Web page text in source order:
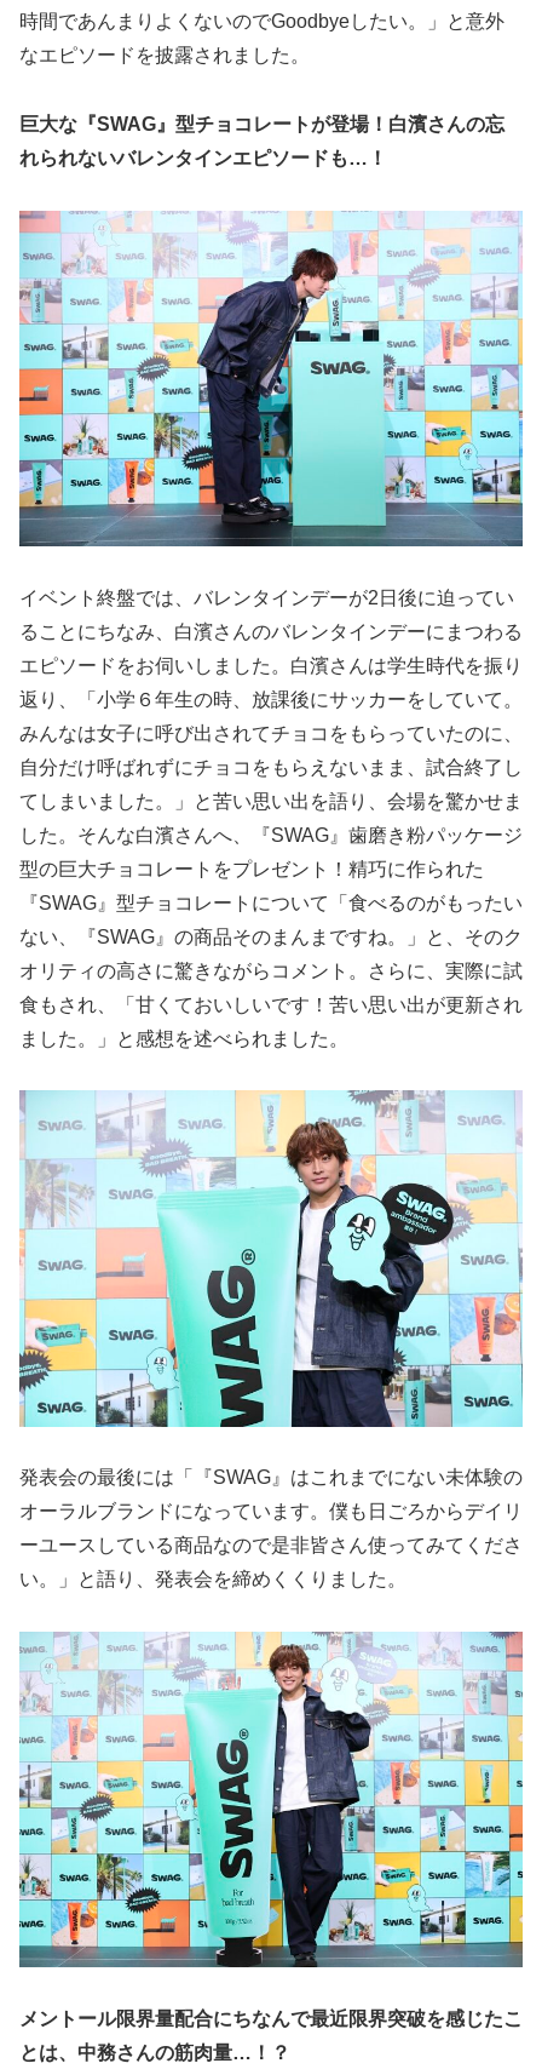
時間であんまりよくないのでGoodbyeしたい。」と意外
なエピソードを披露されました。
巨大な『SWAG』型チョコレートが登場！白濱さんの忘
れられないバレンタインエピソードも…！
イベント終盤では、バレンタインデーが2日後に迫ってい
ることにちなみ、白濱さんのバレンタインデーにまつわる
エピソードをお伺いしました。白濱さんは学生時代を振り
返り、「小学６年生の時、放課後にサッカーをしていて。
みんなは女子に呼び出されてチョコをもらっていたのに、
自分だけ呼ばれずにチョコをもらえないまま、試合終了し
てしまいました。」と苦い思い出を語り、会場を驚かせま
した。そんな白濱さんへ、『SWAG』歯磨き粉パッケージ
型の巨大チョコレートをプレゼント！精巧に作られた
『SWAG』型チョコレートについて「食べるのがもったい
ない、『SWAG』の商品そのまんまですね。」と、そのク
オリティの高さに驚きながらコメント。さらに、実際に試
食もされ、「甘くておいしいです！苦い思い出が更新され
ました。」と感想を述べられました。
発表会の最後には「『SWAG』はこれまでにない未体験の
オーラルブランドになっています。僕も日ごろからデイリ
ーユースしている商品なので是非皆さん使ってみてくださ
い。」と語り、発表会を締めくくりました。
メントール限界量配合にちなんで最近限界突破を感じたこ
とは、中務さんの筋肉量…！？